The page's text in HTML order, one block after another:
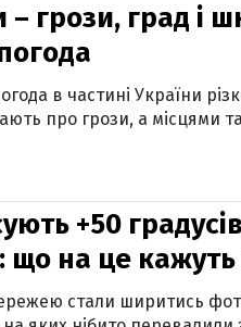
– грози, град і
в частині України
про грози, а місцями
+50
що на це
стали ширитись